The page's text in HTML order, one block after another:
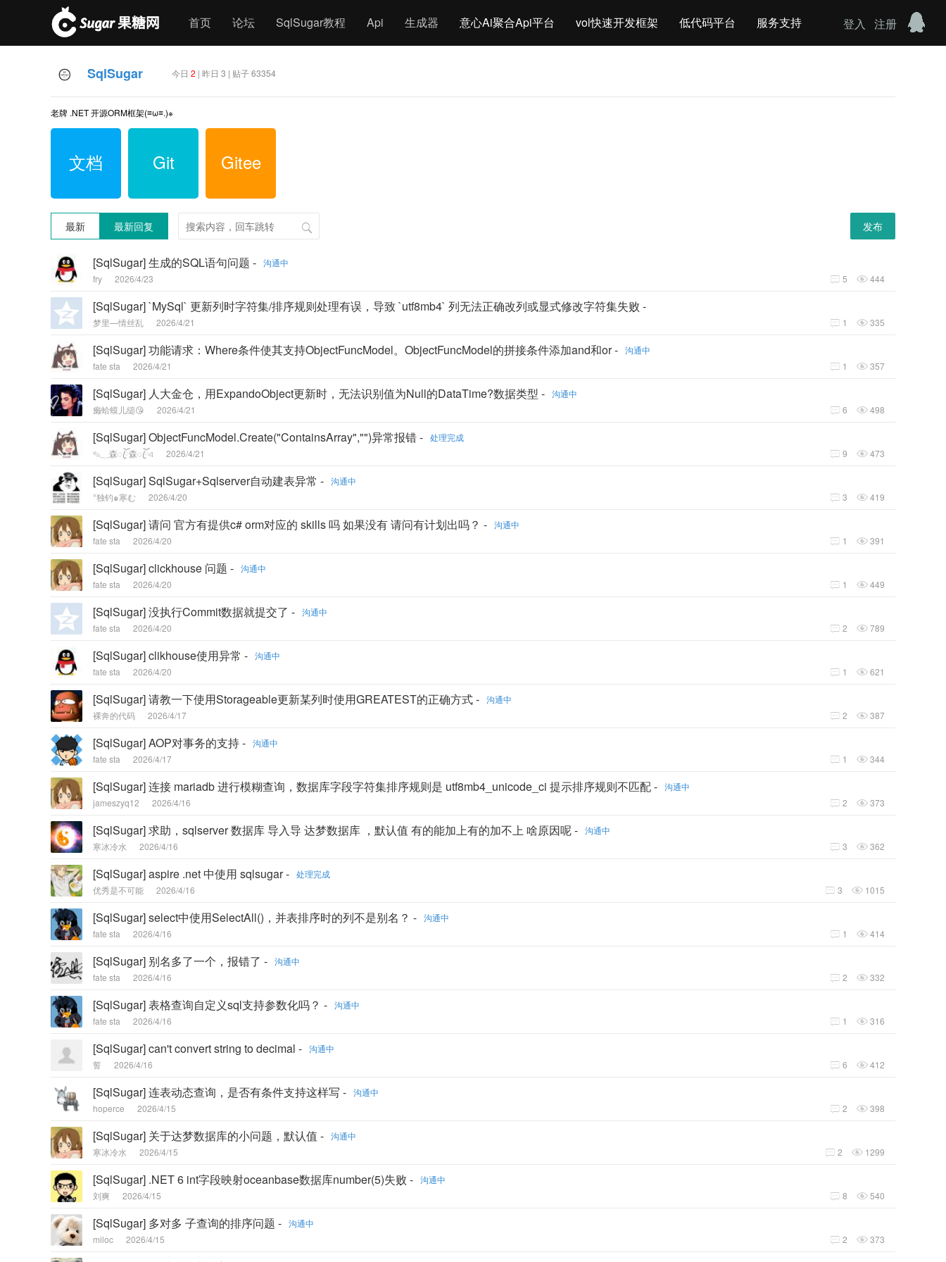
首页 论坛 SqlSugar教程 Api 生成器 意心Ai聚合Api平台 vol快速开发框架 低代码平台 服务支持 登入 注册
SqlSugar 今日 2 | 昨日 3 | 贴子 63354
老牌 .NET 开源ORM框架(≡ω≡.)※
文档 Git Gitee
最新 最新回复 发布
[SqlSugar] 生成的SQL语句问题 - 沟通中
fry
2026/4/23  5 444
[SqlSugar] `MySql` 更新列时字符集/排序规则处理有误，导致 `utf8mb4` 列无法正确改列或显式修改字符集失败 -
梦里—情丝乱 2026/4/21  1 335
[SqlSugar] 功能请求：Where条件使其支持ObjectFuncModel。ObjectFuncModel的拼接条件添加and和or - 沟通中
fate sta
2026/4/21  1 357
[SqlSugar] 人大金仓，用ExpandoObject更新时，无法识别值为Null的DataTime?数据类型 - 沟通中
癞蛤蟆儿缒😘
2026/4/21  6 498
[SqlSugar] ObjectFuncModel.Create("ContainsArray","")异常报错 - 处理完成
✎؁森ꦿོ森ꦿོএ
2026/4/21  9 473
[SqlSugar] SqlSugar+Sqlserver自动建表异常 - 沟通中
°独钓๑寒む
2026/4/20  3 419
[SqlSugar] 请问 官方有提供c# orm对应的 skills 吗 如果没有 请问有计划出吗？ - 沟通中
fate sta
2026/4/20  1 391
[SqlSugar] clickhouse 问题 - 沟通中
fate sta
2026/4/20  1 449
[SqlSugar] 没执行Commit数据就提交了 - 沟通中
fate sta
2026/4/20  2 789
[SqlSugar] clikhouse使用异常 - 沟通中
fate sta
2026/4/20  1 621
[SqlSugar] 请教一下使用Storageable更新某列时使用GREATEST的正确方式 - 沟通中
裸奔的代码
2026/4/17  2 387
[SqlSugar] AOP对事务的支持 - 沟通中
fate sta
2026/4/17  1 344
[SqlSugar] 连接 mariadb 进行模糊查询，数据库字段字符集排序规则是 utf8mb4_unicode_ci 提示排序规则不匹配 - 沟通中
jameszyq12
2026/4/16  2 373
[SqlSugar] 求助，sqlserver 数据库 导入导 达梦数据库 ，默认值 有的能加上有的加不上 啥原因呢 - 沟通中
寒冰冷水
2026/4/16  3 362
[SqlSugar] aspire .net 中使用 sqlsugar - 处理完成
优秀是不可能
2026/4/16  3  1015
[SqlSugar] select中使用SelectAll()，并表排序时的列不是别名？ - 沟通中
fate sta
2026/4/16  1 414
[SqlSugar] 别名多了一个，报错了 - 沟通中
fate sta
2026/4/16  2 332
[SqlSugar] 表格查询自定义sql支持参数化吗？ - 沟通中
fate sta
2026/4/16  1 316
[SqlSugar] can't convert string to decimal - 沟通中
誓
2026/4/16  6 412
[SqlSugar] 连表动态查询，是否有条件支持这样写 - 沟通中
hoperce
2026/4/15  2 398
[SqlSugar] 关于达梦数据库的小问题，默认值 - 沟通中
寒冰冷水
2026/4/15  2  1299
[SqlSugar] .NET 6 int字段映射oceanbase数据库number(5)失败 - 沟通中
刘爽
2026/4/15  8 540
[SqlSugar] 多对多 子查询的排序问题 - 沟通中
miloc
2026/4/15  2 373